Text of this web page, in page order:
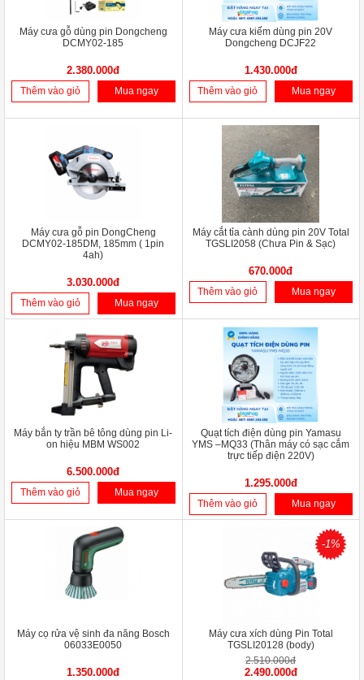
Máy cưa gỗ dùng pin Dongcheng
DCMY02-185
2.380.000đ
Thêm vào giỏ Mua ngay
Máy cưa kiếm dùng pin 20V
Dongcheng DCJF22
1.430.000đ
Thêm vào giỏ Mua ngay
Máy cưa gỗ pin DongCheng
DCMY02-185DM, 185mm ( 1pin
4ah)
3.030.000đ
Thêm vào giỏ Mua ngay
Máy cắt tỉa cành dùng pin 20V Total
TGSLI2058 (Chưa Pin & Sạc)
670.000đ
Thêm vào giỏ Mua ngay
Máy bắn ty trần bê tông dùng pin Li-
on hiệu MBM WS002
6.500.000đ
Thêm vào giỏ Mua ngay
Quạt tích điện dùng pin Yamasu
YMS –MQ33 (Thân máy có sạc cắm
trực tiếp điện 220V)
1.295.000đ
Thêm vào giỏ Mua ngay
Máy cọ rửa vệ sinh đa năng Bosch
06033E0050
1.350.000đ
-1%
Máy cưa xích dùng Pin Total
TGSLI20128 (body)
2.510.000đ
2.490.000đ